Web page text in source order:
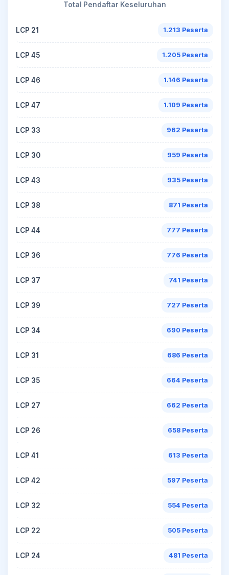
Total Pendaftar Keseluruhan
LCP 21 1.213 Peserta
LCP 45 1.205 Peserta
LCP 46 1.146 Peserta
LCP 47 1.109 Peserta
LCP 33 962 Peserta
LCP 30 959 Peserta
LCP 43 935 Peserta
LCP 38 871 Peserta
LCP 44 777 Peserta
LCP 36 776 Peserta
LCP 37 741 Peserta
LCP 39 727 Peserta
LCP 34 690 Peserta
LCP 31 686 Peserta
LCP 35 664 Peserta
LCP 27 662 Peserta
LCP 26 658 Peserta
LCP 41 613 Peserta
LCP 42 597 Peserta
LCP 32 554 Peserta
LCP 22 505 Peserta
LCP 24 481 Peserta